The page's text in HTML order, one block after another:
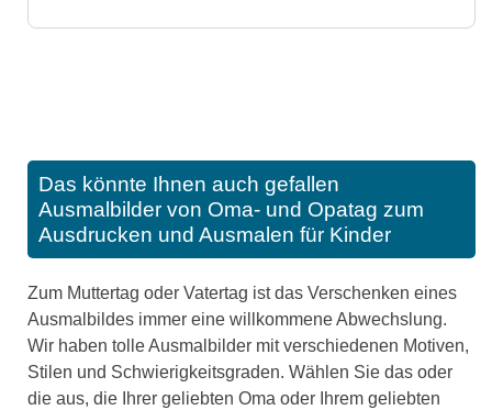
Das könnte Ihnen auch gefallen
Ausmalbilder von Oma- und Opatag zum
Ausdrucken und Ausmalen für Kinder
Zum Muttertag oder Vatertag ist das Verschenken eines
Ausmalbildes immer eine willkommene Abwechslung.
Wir haben tolle Ausmalbilder mit verschiedenen Motiven,
Stilen und Schwierigkeitsgraden. Wählen Sie das oder
die aus, die Ihrer geliebten Oma oder Ihrem geliebten